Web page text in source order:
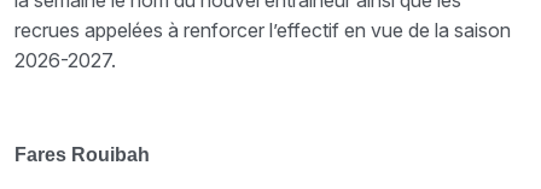
recrues appelées à renforcer l’effectif en vue de la saison
2026-2027.
Fares Rouibah